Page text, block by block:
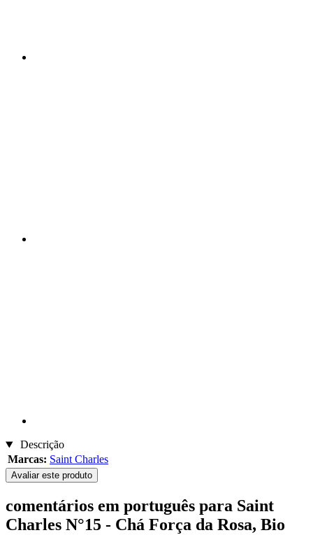
Descrição
Marcas: Saint Charles
Avaliar este produto
comentários em português para Saint
Charles N°15 - Chá Força da Rosa, Bio